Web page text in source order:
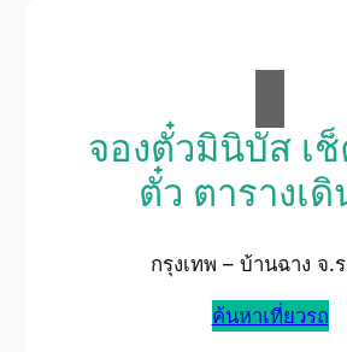
จองตั๋วมินิบัส เ
ตั๋ว ตารางเ
กรุงเทพ – บ้านฉาง จ.
ค้นหาเที่ยวรถ